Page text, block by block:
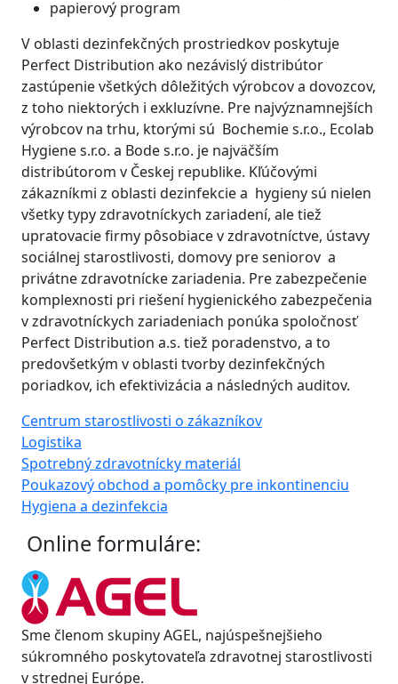
papierový program
V oblasti dezinfekčných prostriedkov poskytuje
Perfect Distribution ako nezávislý distribútor
zastúpenie všetkých dôležitých výrobcov a dovozcov,
z toho niektorých i exkluzívne. Pre najvýznamnejších
výrobcov na trhu, ktorými sú Bochemie s.r.o., Ecolab
Hygiene s.r.o. a Bode s.r.o. je najväčším
distribútorom v Českej republike. Kľúčovými
zákazníkmi z oblasti dezinfekcie a hygieny sú nielen
všetky typy zdravotníckych zariadení, ale tiež
upratovacie firmy pôsobiace v zdravotníctve, ústavy
sociálnej starostlivosti, domovy pre seniorov a
privátne zdravotnícke zariadenia. Pre zabezpečenie
komplexnosti pri riešení hygienického zabezpečenia
v zdravotníckych zariadeniach ponúka spoločnosť
Perfect Distribution a.s. tiež poradenstvo, a to
predovšetkým v oblasti tvorby dezinfekčných
poriadkov, ich efektivizácia a následných auditov.
Centrum starostlivosti o zákazníkov
Logistika
Spotrebný zdravotnícky materiál
Poukazový obchod a pomôcky pre inkontinenciu
Hygiena a dezinfekcia
Online formuláre:
Sme členom skupiny AGEL, najúspešnejšieho
súkromného poskytovateľa zdravotnej starostlivosti
v strednej Európe.